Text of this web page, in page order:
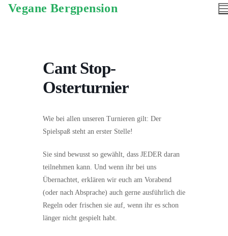
Vegane Bergpension
Cant Stop-
Osterturnier
Wie bei allen unseren Turnieren gilt: Der
Spielspaß steht an erster Stelle!
Sie sind bewusst so gewählt, dass JEDER daran
teilnehmen kann. Und wenn ihr bei uns
Übernachtet, erklären wir euch am Vorabend
(oder nach Absprache) auch gerne ausführlich die
Regeln oder frischen sie auf, wenn ihr es schon
länger nicht gespielt habt.